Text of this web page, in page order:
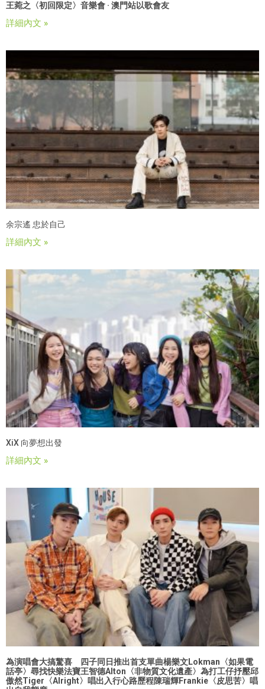
王菀之〈初回限定〉音樂會 · 澳門站以歌會友
詳細內文 »
余宗遙 忠於自己
詳細內文 »
XiX 向夢想出發
詳細內文 »
為演唱會大搞驚喜 四子同日推出首支單曲楊樂文Lokman〈如果電
話亭〉尋找快樂法寶王智德Alton〈非物質文化遺產〉為打工仔抒壓邱
傲然Tiger〈Alright〉唱出入行心路歷程陳瑞輝Frankie〈皮思苦〉唱